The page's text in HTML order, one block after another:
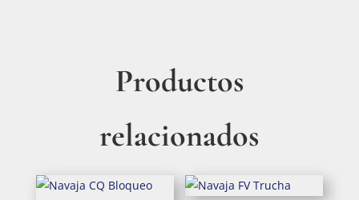
Productos
relacionados